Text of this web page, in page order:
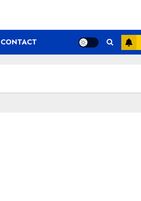
CONTACT